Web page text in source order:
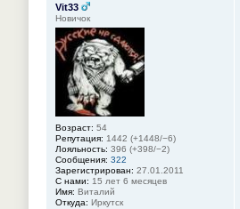
Vit33
Новичок
Возраст: 54
Репутация: 1442 (+1448/−6)
Лояльность: 396 (+398/−2)
Сообщения: 322
Зарегистрирован: 27.01.2011
С нами: 15 лет 6 месяцев
Имя: Виталий
Откуда: Иркутск